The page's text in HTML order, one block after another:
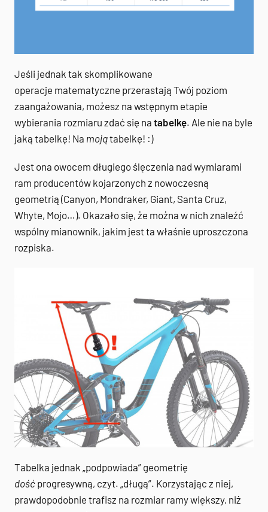
Jeśli jednak tak skomplikowane
operacje matematyczne przerastają Twój poziom
zaangażowania, możesz na wstępnym etapie
wybierania rozmiaru zdać się na tabelkę. Ale nie na byle
jaką tabelkę! Na mojątabelkę! :)
Jest ona owocem długiego ślęczenia nad wymiarami
ram producentów kojarzonych z nowoczesną
geometrią (Canyon, Mondraker, Giant, Santa Cruz,
Whyte, Mojo…). Okazało się, że można w nich znaleźć
wspólny mianownik, jakim jest ta właśnie uproszczona
rozpiska.
Tabelka jednak „podpowiada” geometrię
dość progresywną, czyt. „długą”. Korzystając z niej,
prawdopodobnie trafisz na rozmiar ramy większy, niż